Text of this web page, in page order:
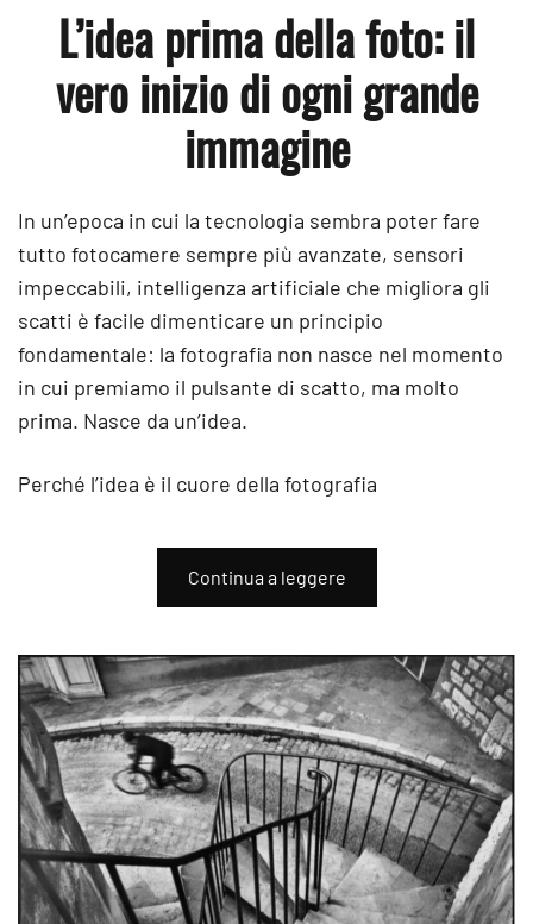
L’idea prima della foto: il
vero inizio di ogni grande
immagine
In un’epoca in cui la tecnologia sembra poter fare
tutto fotocamere sempre più avanzate, sensori
impeccabili, intelligenza artificiale che migliora gli
scatti è facile dimenticare un principio
fondamentale: la fotografia non nasce nel momento
in cui premiamo il pulsante di scatto, ma molto
prima. Nasce da un’idea.
Perché l’idea è il cuore della fotografia
Continua a leggere